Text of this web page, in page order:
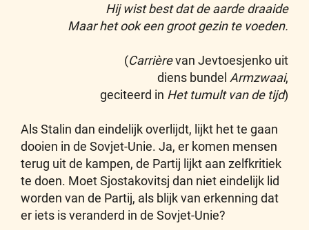
Hij wist best dat de aarde draaide
Maar het ook een groot gezin te voeden.
(Carrièrevan Jevtoesjenko uit
diens bundel Armzwaai,
geciteerd in Het tumult van de tijd)
Als Stalin dan eindelijk overlijdt, lijkt het te gaan
dooien in de Sovjet-Unie. Ja, er komen mensen
terug uit de kampen, de Partij lijkt aan zelfkritiek
te doen. Moet Sjostakovitsj dan niet eindelijk lid
worden van de Partij, als blijk van erkenning dat
er iets is veranderd in de Sovjet-Unie?